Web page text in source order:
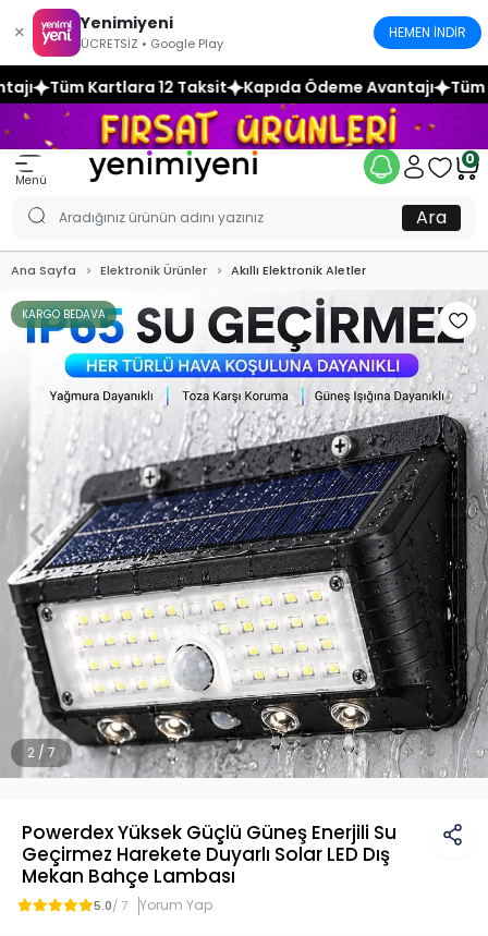
× Yenimiyeni
ÜCRETSİZ • Google Play
HEMEN İNDİR
Taksit Kapıda Ödeme Avantajı Tüm Kartlara 12 Taksit
Menü
0
Ara
Ana Sayfa Elektronik Ürünler Akıllı Elektronik Aletler
2 / 7
KARGO BEDAVA
Powerdex Yüksek Güçlü Güneş Enerjili Su
Geçirmez Harekete Duyarlı Solar LED Dış
Mekan Bahçe Lambası
5.0/ 7 Yorum Yap